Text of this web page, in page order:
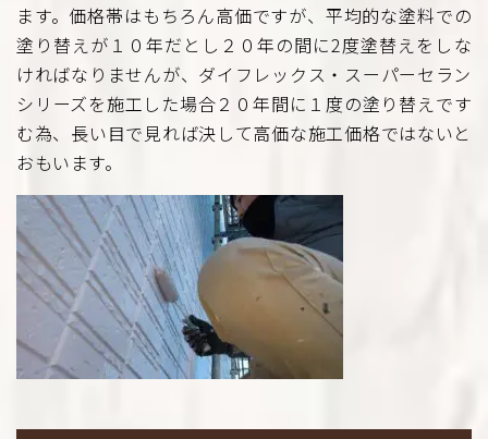
ます。価格帯はもちろん高価ですが、平均的な塗料での
塗り替えが１０年だとし２０年の間に2度塗替えをしな
ければなりませんが、ダイフレックス・スーパーセラン
シリーズを施工した場合２０年間に１度の塗り替えです
む為、長い目で見れば決して高価な施工価格ではないと
おもいます。